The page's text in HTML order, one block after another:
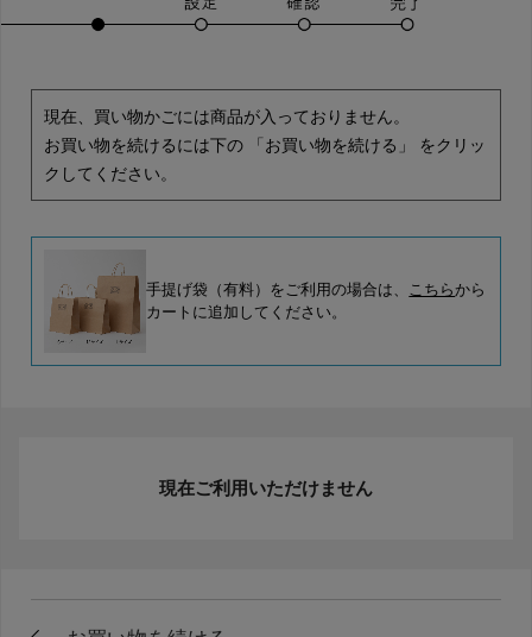
現在、買い物かごには商品が入っておりません。
お買い物を続けるには下の 「お買い物を続ける」 をクリッ
クしてください。
手提げ袋（有料）をご利用の場合は、 こちらから
カートに追加してください。
現在ご利用いただけません